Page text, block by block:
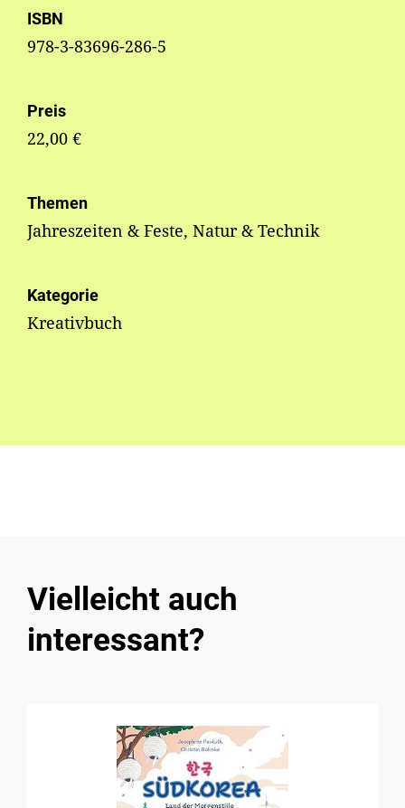
ISBN
978-3-83696-286-5
Preis
22,00 €
Themen
Jahreszeiten & Feste, Natur & Technik
Kategorie
Kreativbuch
Vielleicht auch
interessant?